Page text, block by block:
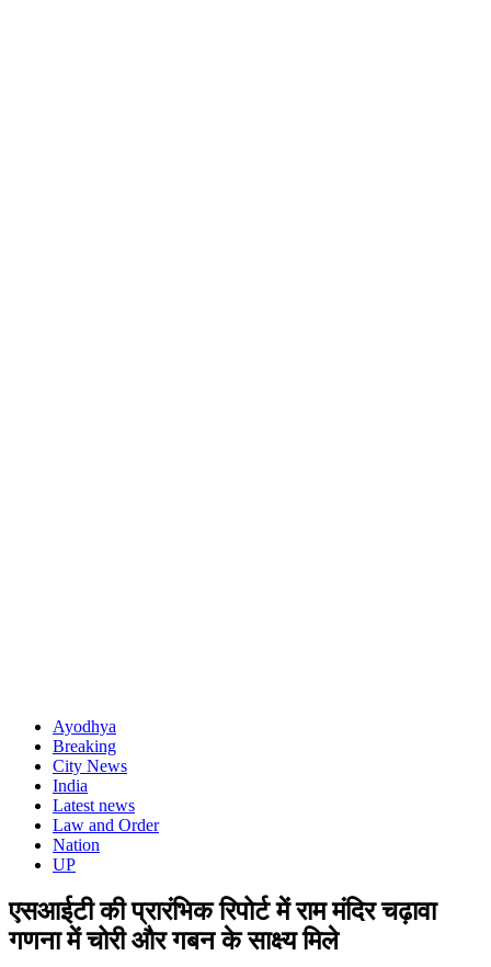
Ayodhya
Breaking
City News
India
Latest news
Law and Order
Nation
UP
एसआईटी की प्रारंभिक रिपोर्ट में राम मंदिर चढ़ावा
गणना में चोरी और गबन के साक्ष्य मिले